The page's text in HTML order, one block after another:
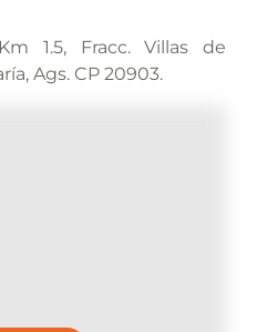
1.5, Fracc. Villas de
Ags. CP 20903.